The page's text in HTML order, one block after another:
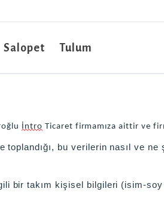
Salopet Tulum
İntro Ticaret firmamıza aittir ve
bu verilerin nasıl ve
bir takım kişisel bilgileri (isim-